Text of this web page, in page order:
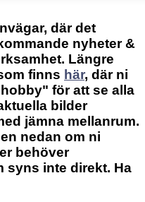
där det
nyheter &
Längre
finns här, där ni
för att se alla
bilder
jämna mellanrum.
nedan om ni
behöver
syns inte direkt. Ha